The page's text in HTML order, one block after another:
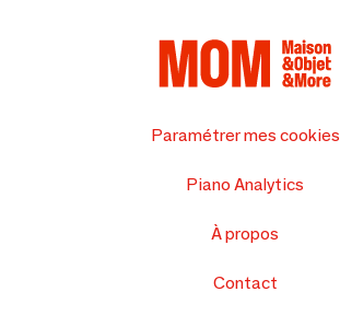
Paramétrer mes cookies
Piano Analytics
À propos
Contact